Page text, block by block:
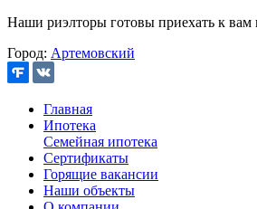
Наши риэлторы готовы приехать к вам
Город: Артемовский
Главная
Ипотека
Семейная ипотека
Сертификаты
Горящие вакансии
Наши объекты